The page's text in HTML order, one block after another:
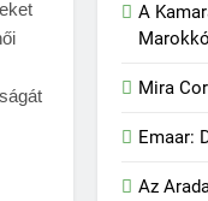
A
Mira
Emaar:
Az